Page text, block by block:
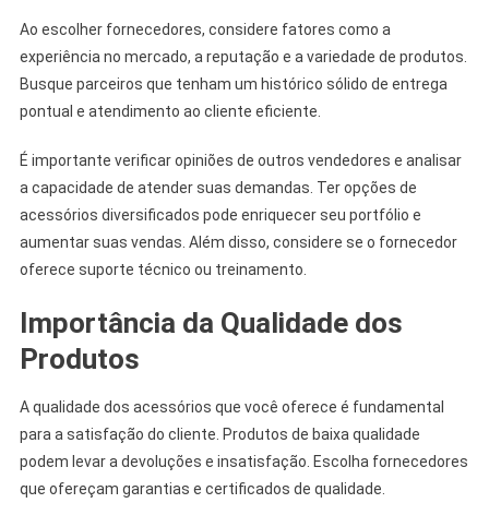
Ao escolher fornecedores, considere fatores como a
experiência no mercado, a reputação e a variedade de produtos.
Busque parceiros que tenham um histórico sólido de entrega
pontual e atendimento ao cliente eficiente.
É importante verificar opiniões de outros vendedores e analisar
a capacidade de atender suas demandas. Ter opções de
acessórios diversificados pode enriquecer seu portfólio e
aumentar suas vendas. Além disso, considere se o fornecedor
oferece suporte técnico ou treinamento.
Importância da Qualidade dos
Produtos
A qualidade dos acessórios que você oferece é fundamental
para a satisfação do cliente. Produtos de baixa qualidade
podem levar a devoluções e insatisfação. Escolha fornecedores
que ofereçam garantias e certificados de qualidade.